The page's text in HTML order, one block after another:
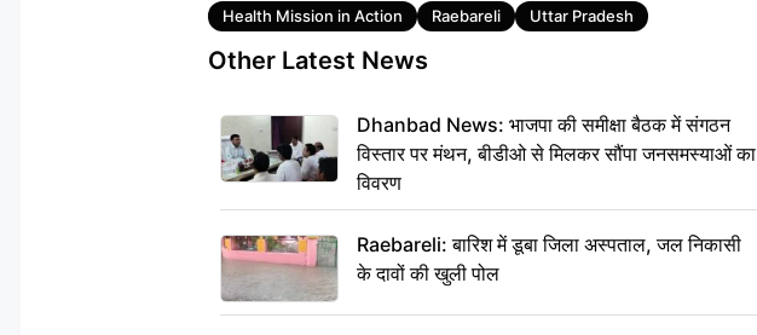
Tags
Health Mission in Action Raebareli Uttar Pradesh
Other Latest News
Dhanbad News: भाजपा की समीक्षा बैठक में संगठन
विस्तार पर मंथन, बीडीओ से मिलकर सौंपा जनसमस्याओं का
विवरण
Raebareli: बारिश में डूबा जिला अस्पताल, जल निकासी
के दावों की खुली पोल